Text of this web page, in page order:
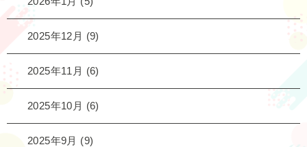
2025年12月 (9)
2025年11月 (6)
2025年10月 (6)
2025年9月 (9)